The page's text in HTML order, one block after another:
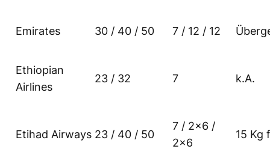
Emirates 30 / 40 / 50 7 / 12 / 12
Ethiopian
Airlines
23 / 32 7 k.A.
Etihad Airways 23 / 40 / 50
7 / 2×6 /
2×6
15 Kg